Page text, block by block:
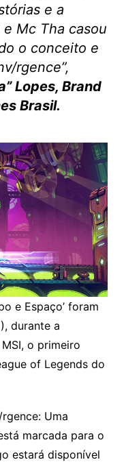
e a
Mc Tha casou
o conceito e
rgence”,
Lopes, Brand
Brasil.
e Espaço’ foram
durante a
o primeiro
of Legends do
Uma
marcada para o
estará disponível